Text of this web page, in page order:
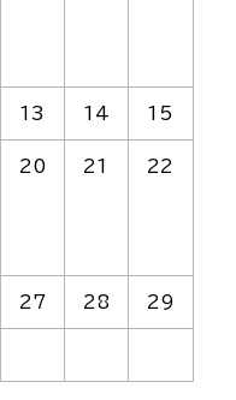
13 14 15
20 21 22
27 28 29